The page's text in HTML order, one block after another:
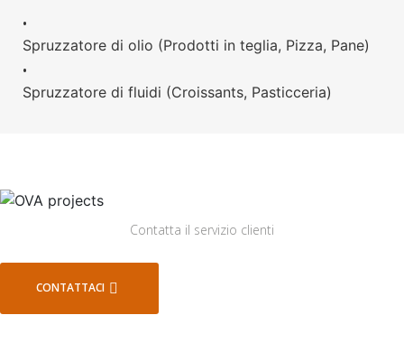
•
Spruzzatore di olio (Prodotti in teglia, Pizza, Pane)
•
Spruzzatore di fluidi (Croissants, Pasticceria)
Contatta il servizio clienti
CONTATTACI